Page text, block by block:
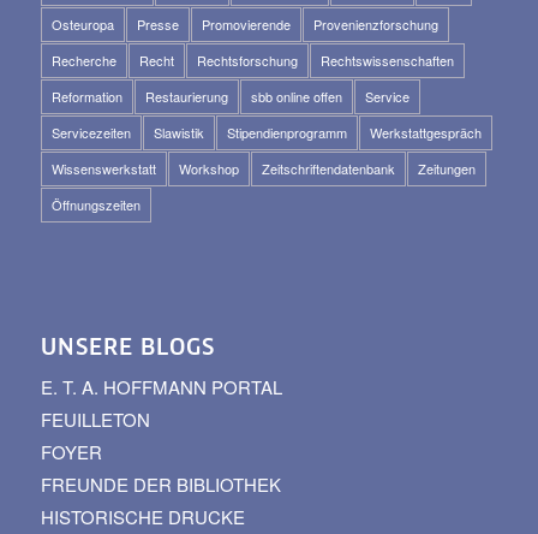
Osteuropa
Presse Promovierende
Provenienzforschung
Recherche
Recht Rechtsforschung
Rechtswissenschaften
Reformation
Restaurierung sbb online offen
Service
Servicezeiten
Slawistik Stipendienprogramm
Werkstattgespräch
Wissenswerkstatt
Workshop Zeitschriftendatenbank
Zeitungen
Öffnungszeiten
UNSERE BLOGS
E. T. A. HOFFMANN PORTAL
FEUILLETON
FOYER
FREUNDE DER BIBLIOTHEK
HISTORISCHE DRUCKE